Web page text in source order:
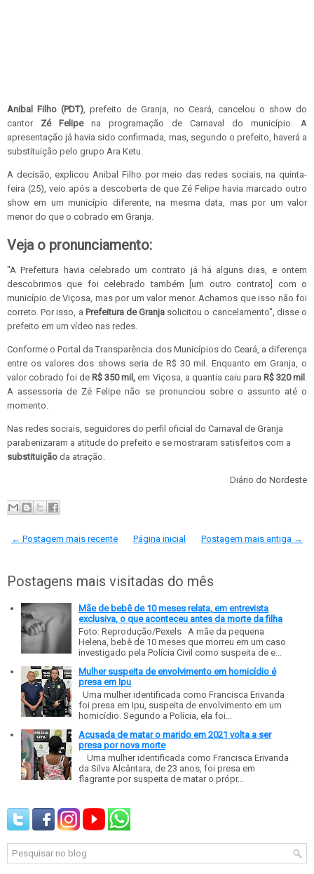
Anibal Filho (PDT) , prefeito de Granja, no Ceará, cancelou o show do
cantorZé Felipe na programação de Carnaval do município. A
apresentação já havia sido confirmada, mas, segundo o prefeito, haverá a
substituição pelo grupo Ara Ketu.
A decisão, explicou Anibal Filho por meio das redes sociais, na quinta-
feira (25), veio após a descoberta de que Zé Felipe havia marcado outro
show em um município diferente, na mesma data, mas por um valor
menor do que o cobrado em Granja.
Veja o pronunciamento:
"A Prefeitura havia celebrado um contrato já há alguns dias, e ontem
descobrimos que foi celebrado também [um outro contrato] com o
município de Viçosa, mas por um valor menor. Achamos que isso não foi
correto. Por isso, a Prefeitura de Granja solicitou o cancelamento", disse o
prefeito em um vídeo nas redes.
Conforme o Portal da Transparência dos Municípios do Ceará, a diferença
entre os valores dos shows seria de R$ 30 mil. Enquanto em Granja, o
valor cobrado foi deR$ 350 mil, em Viçosa, a quantia caiu para R$ 320 mil
A assessoria de Zé Felipe não se pronunciou sobre o assunto até o
momento.
Nas redes sociais, seguidores do perfil oficial do Carnaval de Granja
parabenizaram a atitude do prefeito e se mostraram satisfeitos com a
substituição da atração.
Diário do Nordeste
← Postagem mais recente Postagem mais antiga →
Página inicial
Postagens mais visitadas do mês
Mãe de bebê de 10 meses relata, em entrevista
exclusiva, o que aconteceu antes da morte da filha
Foto: Reprodução/Pexels A mãe da pequena
Helena, bebê de 10 meses que morreu em um caso
investigado pela Polícia Civil como suspeita de e...
Mulher suspeita de envolvimento em homicídio é
presa em Ipu
Uma mulher identificada como Francisca Erivanda
foi presa em Ipu, suspeita de envolvimento em um
homicídio. Segundo a Polícia, ela foi...
Acusada de matar o marido em 2021 volta a ser
presa por nova morte
Uma mulher identificada como Francisca Erivanda
da Silva Alcântara, de 23 anos, foi presa em
flagrante por suspeita de matar o própr...